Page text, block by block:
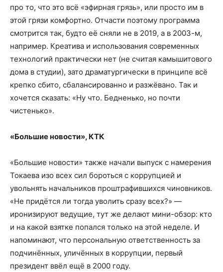
про то, что это всё «эфирная грязь», или просто им в
этой грязи комфортно. Отчасти поэтому программа
смотрится так, будто её сняли не в 2019, а в 2003-м,
например. Креатива и использования современных
технологий практически нет (не считая камышитового
дома в студии), зато драматургически в принципе всё
крепко сбито, сбалансированно и разжёвано. Так и
хочется сказать: «Ну что. Бедненько, но почти
чистенько».
«Большие новости», КТК
«Большие новости» также начали выпуск с намерения
Токаева изо всех сил бороться с коррупцией и
увольнять начальников проштрафившихся чиновников.
«Не придётся ли тогда уволить сразу всех?» —
иронизируют ведущие, тут же делают мини-обзор: кто
и на какой взятке попался только на этой неделе. И
напоминают, что персональную ответственность за
подчинённых, уличённых в коррупции, первый
президент ввёл ещё в 2000 году.